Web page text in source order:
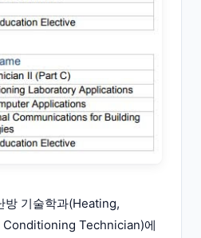
방 기술학과(Heating,
Technician)에